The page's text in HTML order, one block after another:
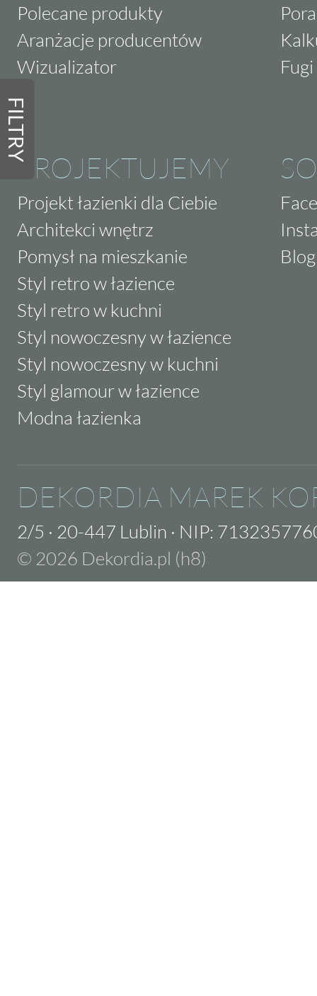
FILTRY
Polecane produkty
Aranżacje producentów
Wizualizator
PROJEKTUJEMY
Projekt łazienki dla Ciebie
Architekci wnętrz
Pomysł na mieszkanie
Styl retro w łazience
Styl retro w kuchni
Styl nowoczesny w łazience
Styl nowoczesny w kuchni
Styl glamour w łazience
Modna łazienka
Blog
DEKORDIA MAREK
2/5 · 20-447 Lublin · NIP:
© 2026 Dekordia.pl (h8)